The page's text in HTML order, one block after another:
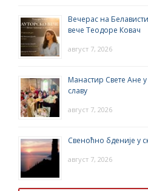
Вечерас на
вече Теодоре Ковач
август 7, 2026
Манастир Свете Ане
славу
август 7, 2026
Свеноћно бденије у
август 7, 2026